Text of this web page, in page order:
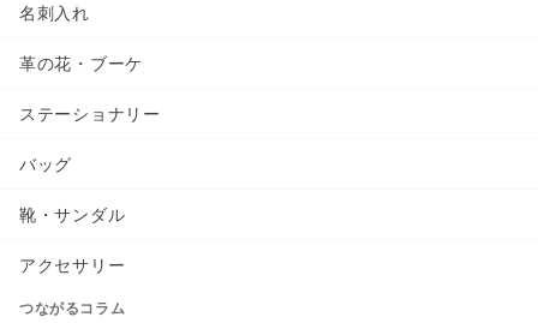
名刺入れ
革の花・ブーケ
ステーショナリー
バッグ
靴・サンダル
アクセサリー
つながるコラム